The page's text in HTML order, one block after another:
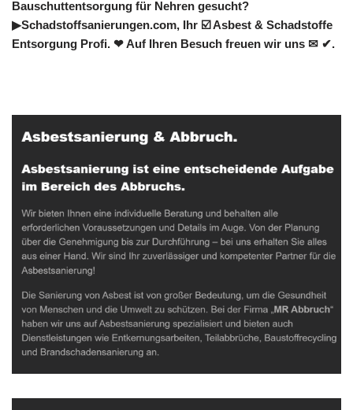
Bauschuttentsorgung für Nehren gesucht?
▶︎Schadstoffsanierungen.com, Ihr ☑️ Asbest & Schadstoffe
Entsorgung Profi. ❤ Auf Ihren Besuch freuen wir uns ✉ ✔.